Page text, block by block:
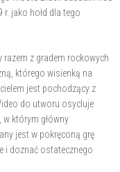
r. jako hołd dla tego
razem z gradem rockowych
którego wisienką na
jest pochodzący z
do utworu osycluje
którym główny
jest w pokręconą grę
i doznać ostatecznego